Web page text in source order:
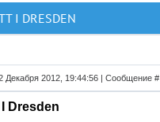
I DRESDEN
Декабря 2012, 19:44:56 | Сообщение #
Dresden